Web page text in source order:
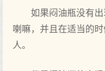
如果闷油瓶没有
喇嘛，并且在适当的
人。